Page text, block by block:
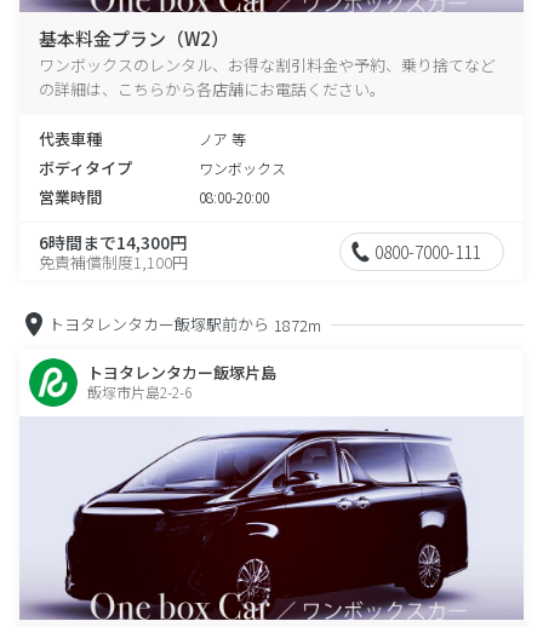
基本料金プラン（W2）
ワンボックスのレンタル、お得な割引料金や予約、乗り捨てなど
の詳細は、こちらから各店舗にお電話ください。
代表車種 ノア 等
ボディタイプ ワンボックス
営業時間 08:00-20:00
6時間まで14,300円
免責補償制度1,100円 0800-7000-111
トヨタレンタカー飯塚駅前から 1872m
トヨタレンタカー飯塚片島
飯塚市片島2-2-6